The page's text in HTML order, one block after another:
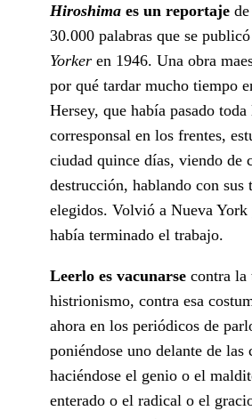
Hiroshima es un reportaje
30.000 palabras que se
Yorker en 1946. Una obra
por qué tardar mucho tiempo
Hersey, que había pasado
corresponsal en los frentes,
ciudad quince días, viendo de
destrucción, hablando con sus
elegidos. Volvió a Nueva York
había terminado el trabajo.
Leerlo es vacunarse contra la
histrionismo, contra esa
ahora en los periódicos de
poniéndose uno delante de las
haciéndose el genio o el
enterado o el radical o el